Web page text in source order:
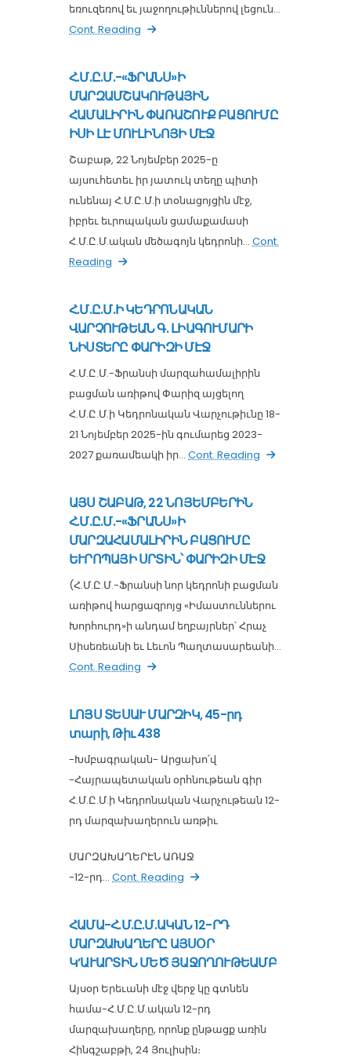
եռուզեռով եւ յաջողութիւններով լեցուն...
Cont. Reading
Հ.Մ.Ը.Մ.-«ՖՐԱՆՍ»Ի
ՄԱՐԶԱՄՇԱԿՈՒԹԱՅԻՆ
ՀԱՄԱԼԻՐԻՆ ՓԱՌԱՇՈՒՔ ԲԱՑՈՒՄԸ
ԻՍԻ ԼԷ ՄՈՒԼԻՆՈՅԻ ՄԷՋ
Շաբաթ, 22 Նոյեմբեր 2025-ը
այսուհետեւ իր յատուկ տեղը պիտի
ունենայ Հ.Մ.Ը.Մ.ի տօնացոյցին մէջ,
իբրեւ եւրոպական ցամաքամասի
Հ.Մ.Ը.Մ.ական մեծագոյն կեդրոնի... Cont.
Reading
Հ.Մ.Ը.Մ.Ի ԿԵԴՐՈՆԱԿԱՆ
ՎԱՐՉՈՒԹԵԱՆ Գ. ԼԻԱԳՈՒՄԱՐԻ
ՆԻՍՏԵՐԸ ՓԱՐԻԶԻ ՄԷՋ
Հ.Մ.Ը.Մ.-Ֆրանսի մարզահամալիրին
բացման առիթով Փարիզ այցելող
Հ.Մ.Ը.Մ.ի Կեդրոնական Վարչութիւնը 18-
21 Նոյեմբեր 2025-ին գումարեց 2023-
2027 քառամեակի իր... Cont. Reading
ԱՅՍ ՇԱԲԱԹ, 22 ՆՈՅԵՄԲԵՐԻՆ
Հ.Մ.Ը.Մ.-«ՖՐԱՆՍ»Ի
ՄԱՐԶԱՀԱՄԱԼԻՐԻՆ ԲԱՑՈՒՄԸ
ԵՒՐՈՊԱՅԻ ՍՐՏԻՆ՝ ՓԱՐԻԶԻ ՄԷՋ
(Հ.Մ.Ը.Մ.-Ֆրանսի նոր կեդրոնի բացման
առիթով հարցազրոյց «Իմաստուններու
Խորհուրդ»ի անդամ եղբայրներ՝ Հրաչ
Սիսեռեանի եւ Լեւոն Պաղտասարեանի...
Cont. Reading
ԼՈՅՍ ՏԵՍԱՒ ՄԱՐԶԻԿ, 45-րդ
տարի, Թիւ 438
-Խմբագրական- Արցախո՛վ
-Հայրապետական օրհնութեան գիր
Հ.Մ.Ը.Մ.ի Կեդրոնական Վարչութեան 12-
րդ մարզախաղերուն առթիւ
ՄԱՐԶԱԽԱՂԵՐԷՆ ԱՌԱՋ
-12-րդ... Cont. Reading
ՀԱՄԱ-Հ.Մ.Ը.Մ.ԱԿԱՆ 12-ՐԴ
ՄԱՐԶԱԽԱՂԵՐԸ ԱՅՍՕՐ
Կ’ԱՒԱՐՏԻՆ ՄԵԾ ՅԱՋՈՂՈՒԹԵԱՄԲ
Այսօր Երեւանի մէջ վերջ կը գտնեն
համա-Հ.Մ.Ը.Մ.ական 12-րդ
մարզախաղերը, որոնք ընթացք առին
Հինգշաբթի, 24 Յուլիսին։